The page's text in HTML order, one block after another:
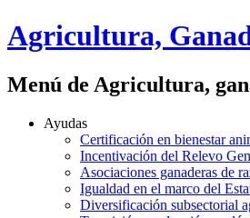
Agricultura,
Menú de Agricultura,
Ayudas
Certificación en bienestar
Incentivación del Relevo
Asociaciones ganaderas de
Igualdad en el marco del
Diversificación subsectorial